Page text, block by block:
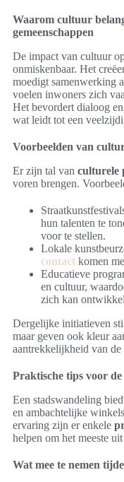
Waarom cultuur
gemeenschappen
De impact van cultuur
onmiskenbaar. Het
moedigt samenwerking
voelen inwoners zich
Het bevordert dialoog
wat leidt tot een
Voorbeelden van
Er zijn tal van culturele
voren brengen.
hun talenten te
voor te stellen.
Lokale
contact komen
Educatieve
en cultuur,
zich kan
Dergelijke initiatieven
maar geven ook kleur
aantrekkelijkheid van de
Praktische tips voor
Een stadswandeling
en ambachtelijke
ervaring zijn er enkele
helpen om het meeste
Wat mee te nemen